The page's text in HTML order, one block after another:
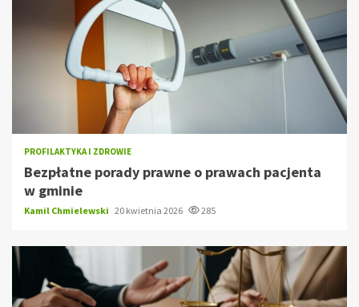
PROFILAKTYKA I ZDROWIE
Bezpłatne porady prawne o prawach pacjenta
w gminie
Kamil Chmielewski 20 kwietnia 2026 285